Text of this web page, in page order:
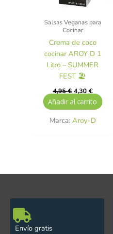
Salsas Veganas para
Cocinar
Crema de coco
cocinar AROY D 1
Litro – SUMMER
FEST 🏖️
4,95€ 4,30 €
Añadir al carrito
Marca: Aroy-D
Envío gratis